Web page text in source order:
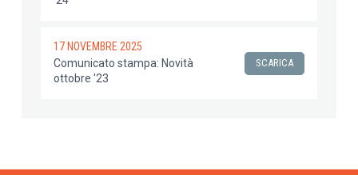
17 NOVEMBRE 2025
Comunicato stampa: Novità
ottobre '23
SCARICA